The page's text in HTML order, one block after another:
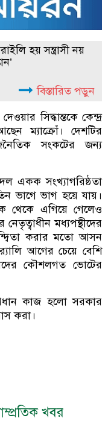
হয় সন্ত্রাসী নয়
বিস্তারিত পড়ুন
সিদ্ধান্তকে কেন্দ্র
ম্যাক্রোঁ। দেশটির
সংকটের জন্য
একক সংখ্যাগরিষ্ঠতা
ভাগে ভাগ হয়ে যায়।
থেকে এগিয়ে গেলেও
মধ্যপন্থীদের
করার মতো আসন
আগের চেয়ে বেশি
কৌশলগত ভোটের
কাজ হলো সরকার
করা।
খবর